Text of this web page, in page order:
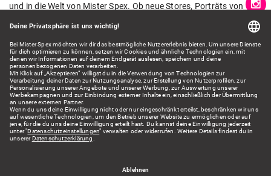
und in die Welt von Mister Spex. Ob neue Stores, Porträts von
Fakten aus der Welt der Augenoptik: Hier lernst du Mister Spex
aus verschiedenen Blickwinkeln kennen und erhältst spannende
Einblicke.
Wir freuen uns auf dein Feedback!
Kontakt: presse@misterspex.de